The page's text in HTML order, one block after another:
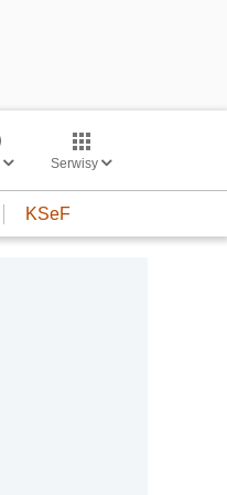
Serwisy
KSeF